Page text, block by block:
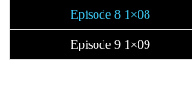
Episode 8 1×08
Episode 9 1×09